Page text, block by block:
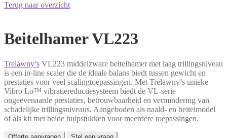
Terug naar overzicht
Beitelhamer VL223
Trelawny’s VL223 middelzware beitelhamer met laag trillingsniveau
is een in-line scaler die de ideale balans biedt tussen gewicht en
prestaties voor veel scalingtoepassingen. Met Trelawny’s unieke
Vibro Lo™ vibratiereductiesysteem biedt de VL-serie
ongeëvenaarde prestaties, betrouwbaarheid en vermindering van
schadelijke trillingsniveaus. Aangeboden als naald- en beitelmodel
of als kit met beide hulpstukken voor meerdere toepassingen.